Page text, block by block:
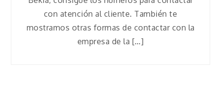
con atención al cliente. También te
mostramos otras formas de contactar con la
empresa de la […]